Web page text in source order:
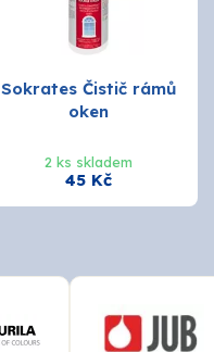
Sokrates Čistič rámů
oken
2 ks skladem
45 Kč